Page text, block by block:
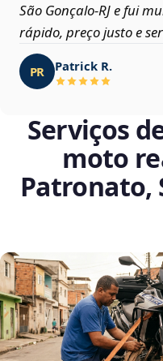
São Gonçalo‑RJ e fui
rápido, preço justo e
PR Patrick R.
Serviços
moto
Patronato,